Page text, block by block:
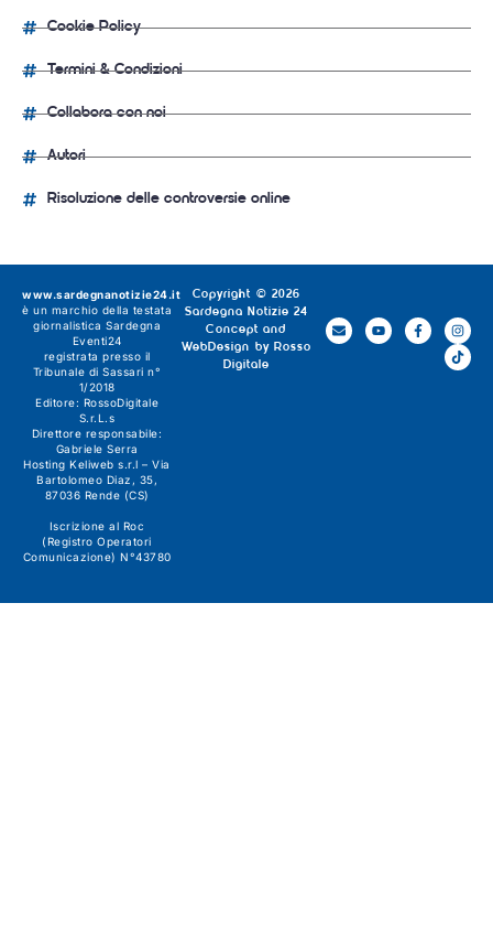
Cookie Policy
Termini & Condizioni
Collabora con noi
Autori
Risoluzione delle controversie online
Copyright © 2026
Sardegna Notizie 24
Concept and
WebDesign by Rosso
Digitale
www.sardegnanotizie24.it
è un marchio della testata
giornalistica Sardegna
Eventi24
registrata presso il
Tribunale di Sassari n°
1/2018
Editore: RossoDigitale
S.r.L.s
Direttore responsabile:
Gabriele Serra
Hosting Keliweb s.r.l – Via
Bartolomeo Diaz, 35,
87036 Rende (CS)
Iscrizione al Roc
(Registro Operatori
Comunicazione) N°43780